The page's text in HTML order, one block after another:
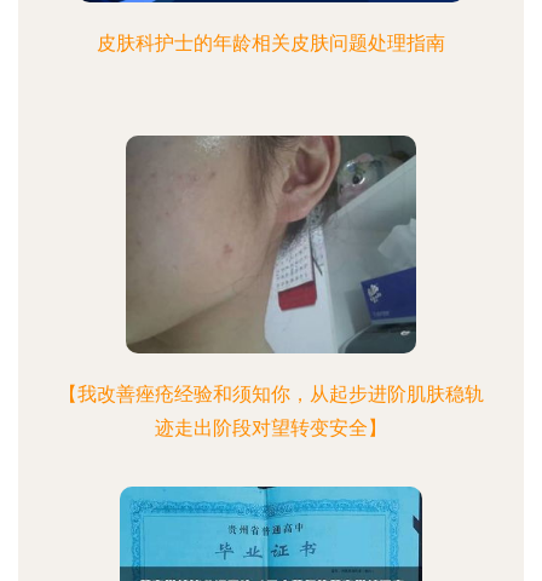
皮肤科护士的年龄相关皮肤问题处理指南
【我改善痤疮经验和须知你，从起步进阶肌肤稳轨
迹走出阶段对望转变安全】